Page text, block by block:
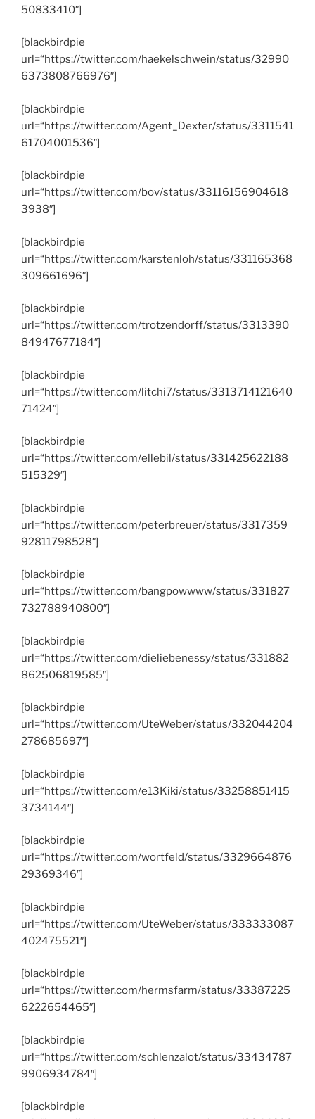
50833410″]
[blackbirdpie
url=“https://twitter.com/haekelschwein/status/32990
6373808766976″]
[blackbirdpie
url=“https://twitter.com/Agent_Dexter/status/3311541
61704001536″]
[blackbirdpie
url=“https://twitter.com/bov/status/33116156904618
3938″]
[blackbirdpie
url=“https://twitter.com/karstenloh/status/331165368
309661696″]
[blackbirdpie
url=“https://twitter.com/trotzendorff/status/3313390
84947677184″]
[blackbirdpie
url=“https://twitter.com/litchi7/status/3313714121640
71424″]
[blackbirdpie
url=“https://twitter.com/ellebil/status/331425622188
515329″]
[blackbirdpie
url=“https://twitter.com/peterbreuer/status/3317359
92811798528″]
[blackbirdpie
url=“https://twitter.com/bangpowwww/status/331827
732788940800″]
[blackbirdpie
url=“https://twitter.com/dieliebenessy/status/331882
862506819585″]
[blackbirdpie
url=“https://twitter.com/UteWeber/status/332044204
278685697″]
[blackbirdpie
url=“https://twitter.com/e13Kiki/status/33258851415
3734144″]
[blackbirdpie
url=“https://twitter.com/wortfeld/status/3329664876
29369346″]
[blackbirdpie
url=“https://twitter.com/UteWeber/status/333333087
402475521″]
[blackbirdpie
url=“https://twitter.com/hermsfarm/status/33387225
6222654465″]
[blackbirdpie
url=“https://twitter.com/schlenzalot/status/33434787
9906934784″]
[blackbirdpie